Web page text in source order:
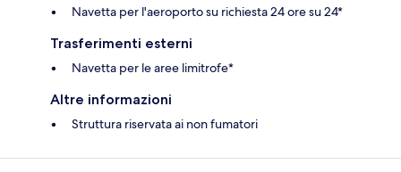
Navetta per l'aeroporto su richiesta 24 ore su 24*
Trasferimenti esterni
Navetta per le aree limitrofe*
Altre informazioni
Struttura riservata ai non fumatori